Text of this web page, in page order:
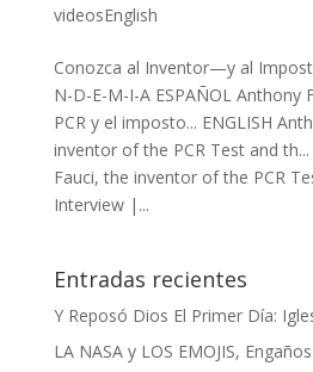
videosEnglish
Conozca al Inventor—y al
N-D-E-M-I-A ESPAÑOL Anthony
PCR y el imposto... ENGLISH
inventor of the PCR Test and
Fauci, the inventor of the PCR
Interview |...
Entradas recientes
Y Reposó Dios El Primer Día:
LA NASA y LOS EMOJIS,